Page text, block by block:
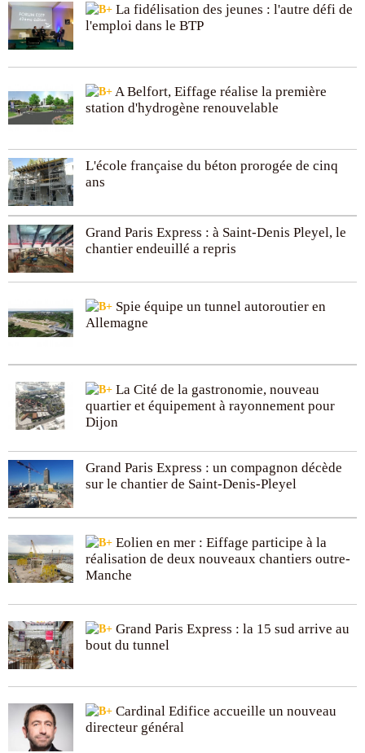
La fidélisation des jeunes : l'autre défi de
l'emploi dans le BTP
A Belfort, Eiffage réalise la première
station d'hydrogène renouvelable
L'école française du béton prorogée de cinq
ans
Grand Paris Express : à Saint-Denis Pleyel, le
chantier endeuillé a repris
Spie équipe un tunnel autoroutier en
Allemagne
La Cité de la gastronomie, nouveau
quartier et équipement à rayonnement pour
Dijon
Grand Paris Express : un compagnon décède
sur le chantier de Saint-Denis-Pleyel
Eolien en mer : Eiffage participe à la
réalisation de deux nouveaux chantiers outre-
Manche
Grand Paris Express : la 15 sud arrive au
bout du tunnel
Cardinal Edifice accueille un nouveau
directeur général